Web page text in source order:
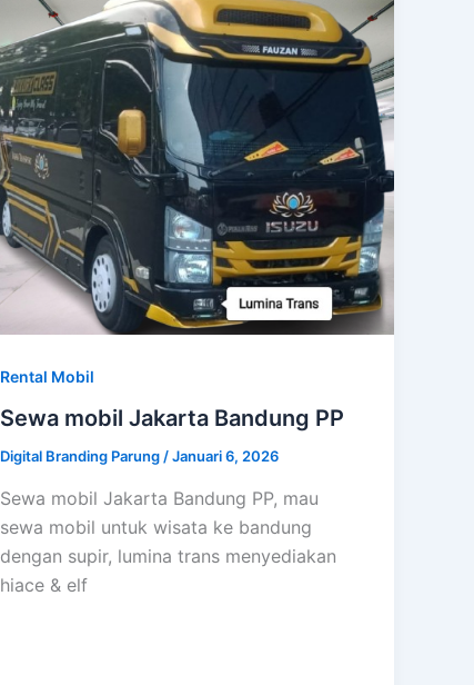
Rental Mobil
Sewa mobil Jakarta Bandung PP
Digital Branding Parung/Januari 6, 2026
Sewa mobil Jakarta Bandung PP, mau
sewa mobil untuk wisata ke bandung
dengan supir, lumina trans menyediakan
hiace & elf